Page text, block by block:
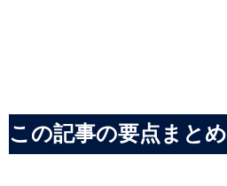
この記事の要点まとめ